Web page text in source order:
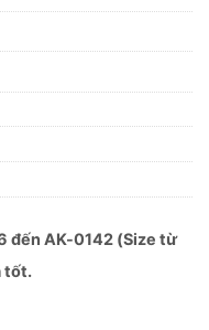
đến AK-0142 (Size từ
tốt.